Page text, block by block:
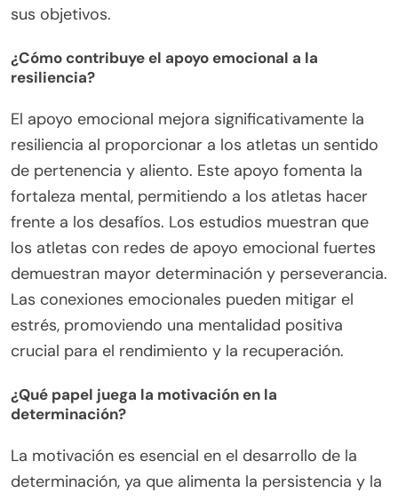
sus objetivos.
¿Cómo contribuye el apoyo emocional a la
resiliencia?
El apoyo emocional mejora significativamente la
resiliencia al proporcionar a los atletas un sentido
de pertenencia y aliento. Este apoyo fomenta la
fortaleza mental, permitiendo a los atletas hacer
frente a los desafíos. Los estudios muestran que
los atletas con redes de apoyo emocional fuertes
demuestran mayor determinación y perseverancia.
Las conexiones emocionales pueden mitigar el
estrés, promoviendo una mentalidad positiva
crucial para el rendimiento y la recuperación.
¿Qué papel juega la motivación en la
determinación?
La motivación es esencial en el desarrollo de la
determinación, ya que alimenta la persistencia y la